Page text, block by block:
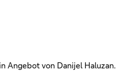
Angebot von Danijel Haluzan.